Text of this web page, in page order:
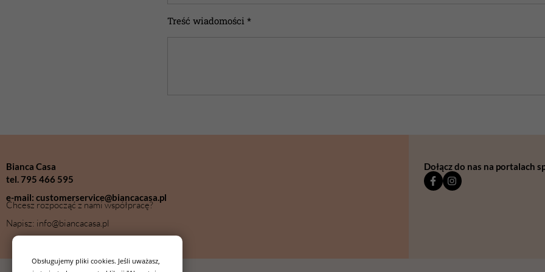
Treść wiadomości *
Bianca Casa
tel. 795 466 595
e-mail: customerservice@biancacasa.pl
Chcesz rozpocząć z nami współpracę?
Napisz: info@biancacasa.pl
Dołącz do nas na portalach
Obsługujemy pliki cookies. Jeśli uważasz,